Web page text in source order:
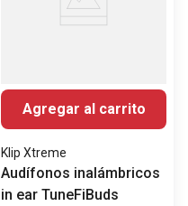
Agregar al carrito
Klip Xtreme
Audífonos inalámbricos
in ear TuneFiBuds